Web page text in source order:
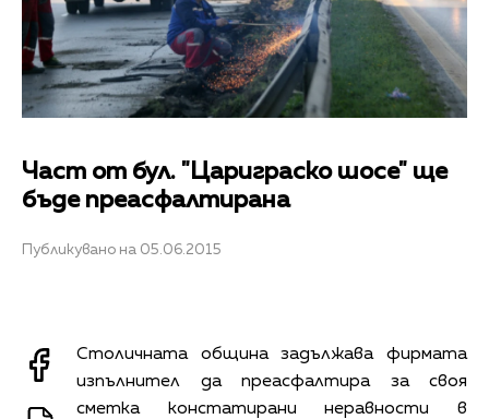
Част от бул. "Цариграско шосе" ще
бъде преасфалтирана
Публикувано на 05.06.2015
Столичната община задължава фирмата
изпълнител да преасфалтира за своя
сметка констатирани неравности в